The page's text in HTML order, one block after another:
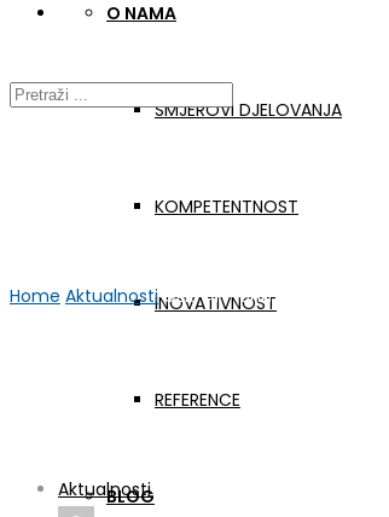
O NAMA
SMJEROVI DJELOVANJA
KOMPETENTNOST
INOVATIVNOST
REFERENCE
BLOG
Home Aktualnosti GER-APP online sastanak #2
Aktualnosti